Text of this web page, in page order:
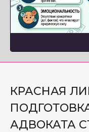
КРАСНАЯ
АДВОКАТА